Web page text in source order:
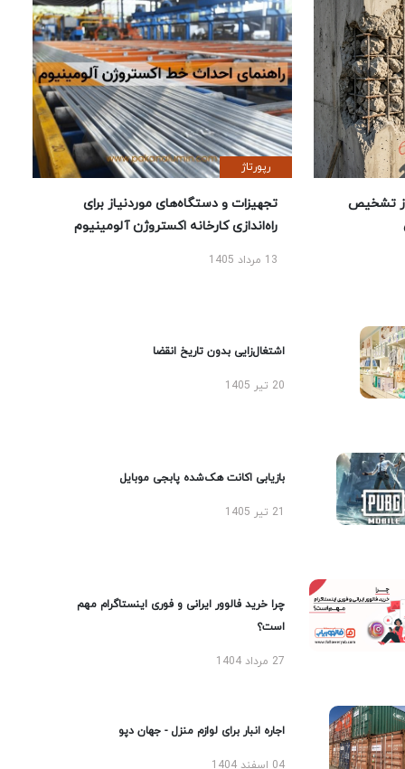
تشخیص
رپورتاژ
تجهیزات و دستگاه‌های موردنیاز برای
راه‌اندازی کارخانه اکستروژن آلومینیوم
13 مرداد 1405
اشتغال‌زایی بدون تاریخ انقضا
20 تیر 1405
بازیابی اکانت هک‌شده پابجی موبایل
چرا خرید فالوور ایرانی و فوری اینستاگرام مهم
است؟
27 مرداد 1404
اجاره انبار برای لوازم منزل - جهان دپو
04 اسفند 1404